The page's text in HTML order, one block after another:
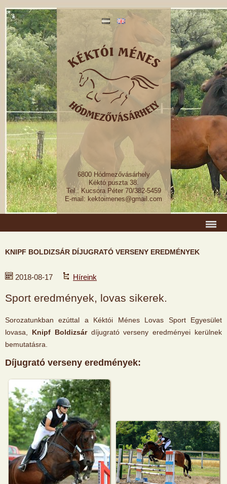
6800 Hódmezővásárhely
Kéktó puszta 38.
Tel.: Kucsora Péter 70/382-5459
E-mail: kektoimenes@gmail.com
KNIPF BOLDIZSÁR DÍJUGRATÓ VERSENY EREDMÉNYEK
2018-08-17 Híreink
Sport eredmények, lovas sikerek.
Sorozatunkban ezúttal a Kéktói Ménes Lovas Sport Egyesület
lovasa, Knipf Boldizsárdíjugrató verseny eredményei kerülnek
bemutatásra.
Díjugrató verseny eredmények: